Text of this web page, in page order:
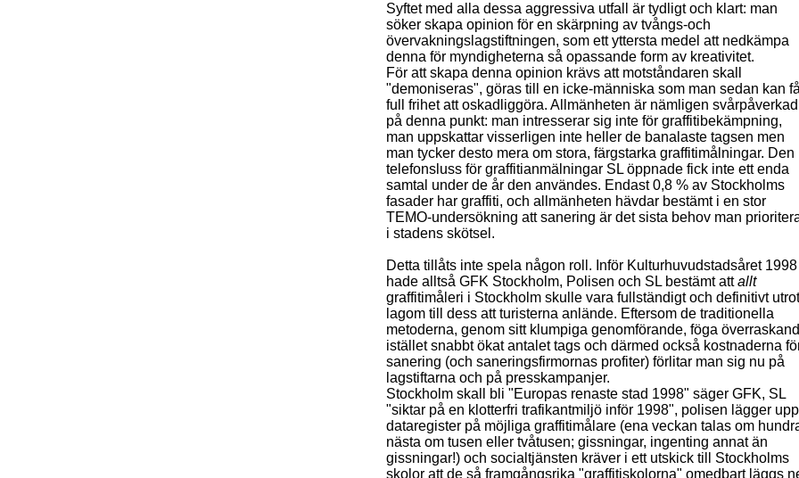
Syftet med alla dessa aggressiva utfall är tydligt och klart: man
söker skapa opinion för en skärpning av tvångs-och
övervakningslagstiftningen, som ett yttersta medel att nedkämpa
denna för myndigheterna så opassande form av kreativitet.
För att skapa denna opinion krävs att motståndaren skall
"demoniseras", göras till en icke-människa som man sedan kan få
full frihet att oskadliggöra. Allmänheten är nämligen svårpåverkad
på denna punkt: man intresserar sig inte för graffitibekämpning,
man uppskattar visserligen inte heller de banalaste tagsen men
man tycker desto mera om stora, färgstarka graffitimålningar. Den
telefonsluss för graffitianmälningar SL öppnade fick inte ett enda
samtal under de år den användes. Endast 0,8 % av Stockholms
fasader har graffiti, och allmänheten hävdar bestämt i en stor
TEMO-undersökning att sanering är det sista behov man
i stadens skötsel.
Detta tillåts inte spela någon roll. Inför Kulturhuvudstadsåret 1998
hade alltså GFK Stockholm, Polisen och SL bestämt attallt
graffitimåleri i Stockholm skulle vara fullständigt och definitivt
lagom till dess att turisterna anlände. Eftersom de traditionella
metoderna, genom sitt klumpiga genomförande, föga
istället snabbt ökat antalet tags och därmed också kostnaderna
sanering (och saneringsfirmornas profiter) förlitar man sig nu på
lagstiftarna och på presskampanjer.
Stockholm skall bli "Europas renaste stad 1998" säger GFK, SL
"siktar på en klotterfri trafikantmiljö inför 1998", polisen lägger upp
dataregister på möjliga graffitimålare (ena veckan talas om
nästa om tusen eller tvåtusen; gissningar, ingenting annat än
gissningar!) och socialtjänsten kräver i ett utskick till Stockholms
skolor att de så framgångsrika "graffitiskolorna" omedbart läggs